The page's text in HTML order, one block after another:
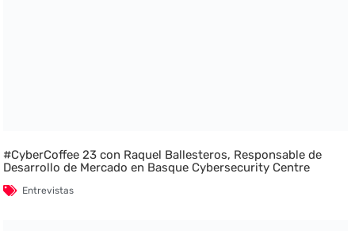
#CyberCoffee 23 con Raquel Ballesteros, Responsable de
Desarrollo de Mercado en Basque Cybersecurity Centre
Entrevistas